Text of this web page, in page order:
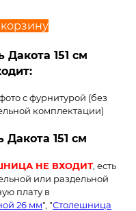
151 см
с фурнитурой (без
комплектации)
151 см
НЕ ВХОДИТ, есть
или раздельной
плату в
26 мм", "Столешница